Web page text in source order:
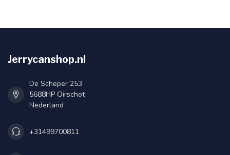
Jerrycanshop.nl
De Scheper 253
5688HP Oirschot
Nederland
+31499700811